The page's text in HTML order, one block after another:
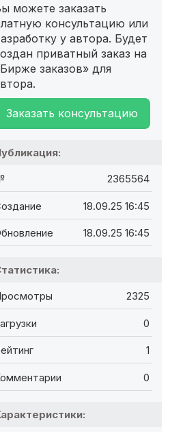
можете заказать
консультацию или
у автора. Будет
приватный заказ на
заказов» для
Заказать консультацию
2365564
18.09.25 16:45
18.09.25 16:45
2325
0
1
0